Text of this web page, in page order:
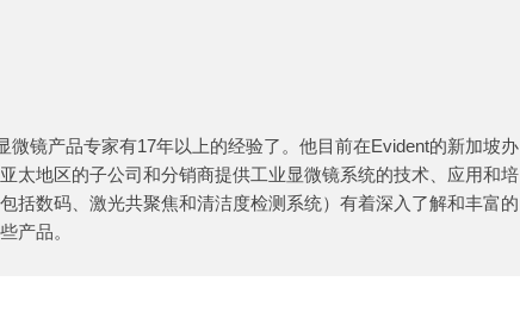
微镜产品专家有17年以上的经验了。他目前在Evident的新加坡办
太地区的子公司和分销商提供工业显微镜系统的技术、应用和培
括数码、激光共聚焦和清洁度检测系统）有着深入了解和丰富的
产品。